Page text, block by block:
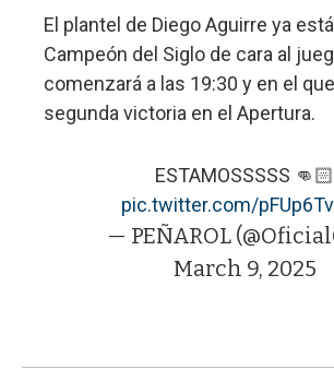
El plantel de Diego Aguirre ya está
Campeón del Siglo de cara al
comenzará a las 19:30 y en el
segunda victoria en el Apertura.
ESTAMOSSSSS 👊🏻
pic.twitter.com/
— PEÑAROL
March 9, 2025